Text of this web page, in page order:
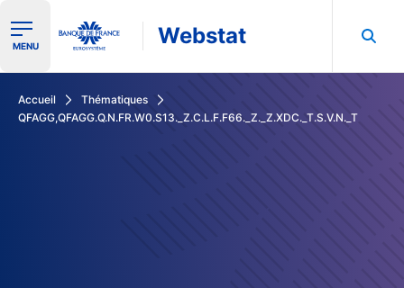
Ouvrir le menu de navigation
MENU Webstat
Accueil
Thématiques
QFAGG,QFAGG.Q.N.FR.W0.S13._Z.C.L.F.F66._Z._Z.XDC._T.S.V.N._T